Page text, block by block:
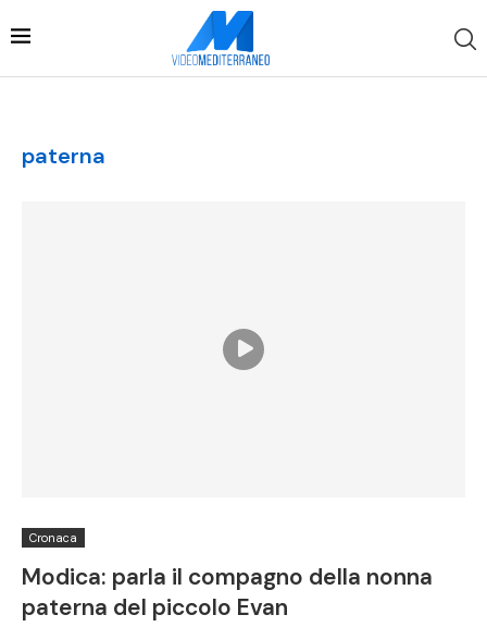
paterna
Cronaca
Modica: parla il compagno della nonna
paterna del piccolo Evan